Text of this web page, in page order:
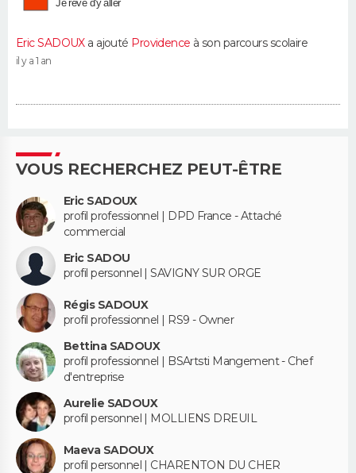
Je rêve d'y aller
Eric SADOUXa ajouté Providence à son parcours scolaire
il y a 1 an
VOUS RECHERCHEZ PEUT-ÊTRE
Eric SADOUX
profil professionnel | DPD France - Attaché
commercial
Eric SADOU
profil personnel | SAVIGNY SUR ORGE
Régis SADOUX
profil professionnel | RS9 - Owner
Bettina SADOUX
profil professionnel | BSArtsti Mangement - Chef
d'entreprise
Aurelie SADOUX
profil personnel | MOLLIENS DREUIL
Maeva SADOUX
profil personnel | CHARENTON DU CHER